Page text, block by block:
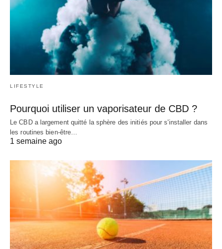
LIFESTYLE
Pourquoi utiliser un vaporisateur de CBD ?
Le CBD a largement quitté la sphère des initiés pour s'installer dans
les routines bien-être…
1 semaine ago